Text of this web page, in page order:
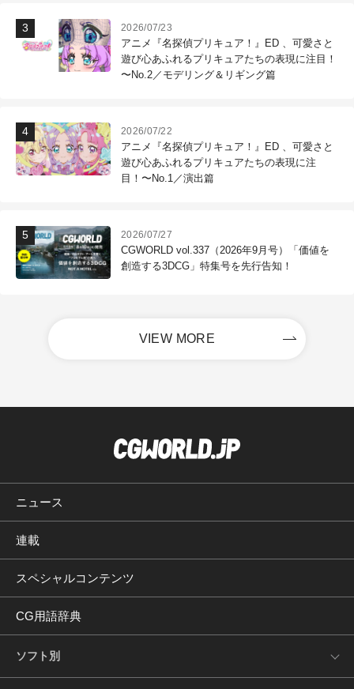
2026/07/23
アニメ『名探偵プリキュア！』ED 、可愛さと
遊び心あふれるプリキュアたちの表現に注目！
〜No.2／モデリング＆リギング篇
2026/07/22
アニメ『名探偵プリキュア！』ED 、可愛さと
遊び心あふれるプリキュアたちの表現に注
目！〜No.1／演出篇
2026/07/27
CGWORLD vol.337（2026年9月号）「価値を
創造する3DCG」特集号を先行告知！
VIEW MORE
ニュース
連載
スペシャルコンテンツ
CG用語辞典
ソフト別